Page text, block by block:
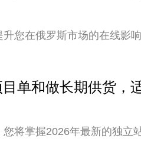
您在俄罗斯市场的在线影
单和做长期供货，
将掌握2026年最新的独立